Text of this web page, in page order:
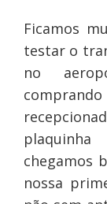
Ficamos
testar o
no
chegamos
nossa